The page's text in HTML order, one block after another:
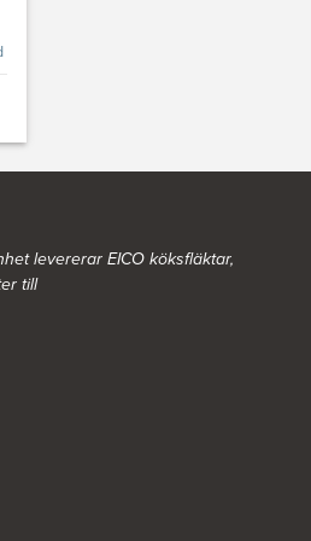
levererar EICO köksfläktar,
till